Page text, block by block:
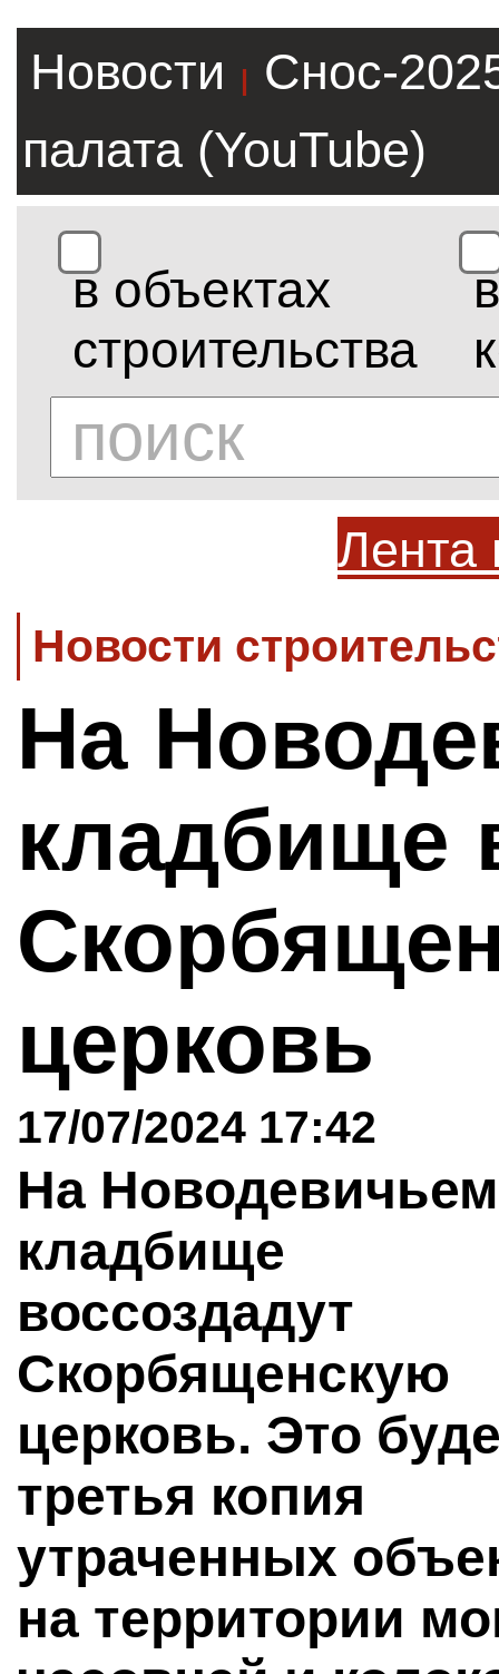
Новости |
Снос-
палата (YouTube)
в объектах
строительства
в
Лента
Новости
На
кладбище
церковь
17/07/2024 17:42
На Новодевичьем
кладбище
воссоздадут
Скорбященскую
церковь. Это
третья копия
утраченных
на территории